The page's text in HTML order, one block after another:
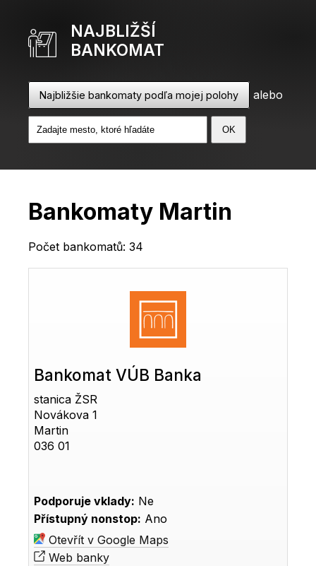
NAJBLIŽŠÍ
BANKOMAT
Najbližšie bankomaty podľa mojej polohy alebo
Bankomaty Martin
Počet bankomatů: 34
Bankomat VÚB Banka
stanica ŽSR
Novákova 1
Martin
036 01
Podporuje vklady: Ne
Přístupný nonstop: Ano
Otevřít v Google Maps
Web banky